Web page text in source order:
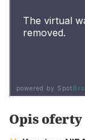
Opis oferty